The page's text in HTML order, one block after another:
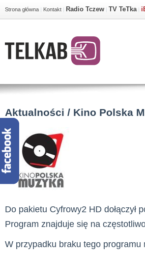
Strona główna | Kontakt | Radio Tczew | TV TeTka |
Aktualności / Kino Polska
Do pakietu Cyfrowy2 HD dołączył
Program znajduje się na
W przypadku braku tego